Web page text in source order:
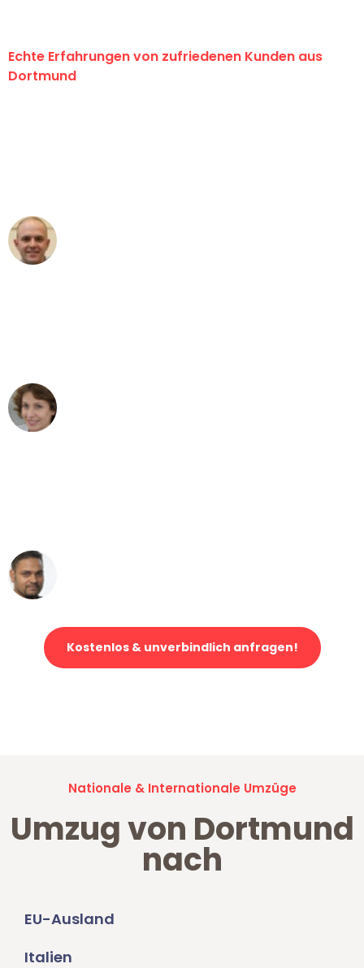
Echte Erfahrungen von zufriedenen Kunden aus
Dortmund
Kostenlos & unverbindlich anfragen!
Nationale & Internationale Umzüge
Umzug von Dortmund
nach
EU-Ausland
Italien